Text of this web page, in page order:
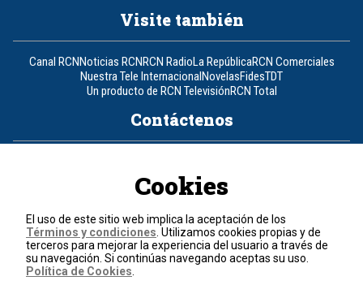
Visite también
Canal RCNNoticias RCNRCN RadioLa RepúblicaRCN Comerciales
Nuestra Tele InternacionalNovelasFidesTDT
Un producto de RCN TelevisiónRCN Total
Contáctenos
Política de cookies
Términos y condiciones
© 2026, RCN Medios.
Todos los derechos reservados.
Cookies
El uso de este sitio web implica la aceptación de los
Términos y condiciones . Utilizamos cookies propias y de
terceros para mejorar la experiencia del usuario a través de
su navegación. Si continúas navegando aceptas su uso.
Política de Cookies